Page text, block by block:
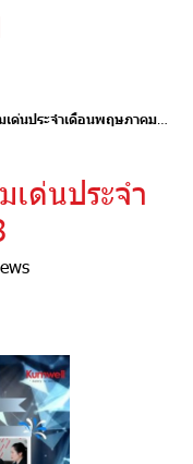
นประจำเดือนพฤษภาคม 2568
เด่นประจำ